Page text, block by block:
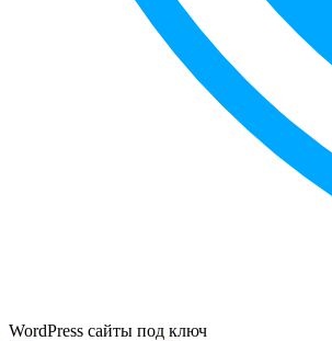
WordPress сайты под ключ